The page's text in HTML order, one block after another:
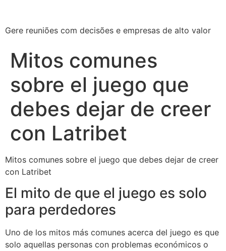
Gere reuniões com decisões e empresas de alto valor
Mitos comunes
sobre el juego que
debes dejar de creer
con Latribet
Mitos comunes sobre el juego que debes dejar de creer
con Latribet
El mito de que el juego es solo
para perdedores
Uno de los mitos más comunes acerca del juego es que
solo aquellas personas con problemas económicos o